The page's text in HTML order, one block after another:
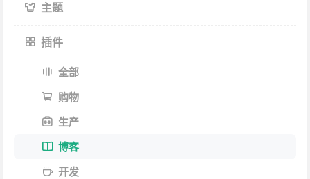
主题
插件
全部
购物
生产
博客
开发